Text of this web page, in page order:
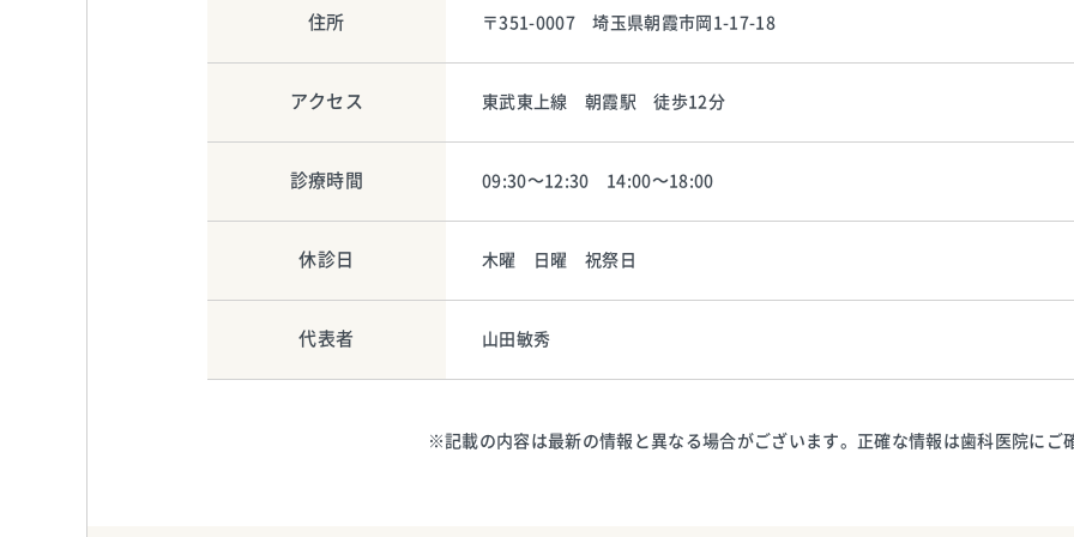
住所 〒351-0007 埼玉県朝霞市岡1-17-18
アクセス 東武東上線 朝霞駅 徒歩12分
診療時間 09:30～12:30 14:00～18:00
休診日 木曜 日曜 祝祭日
代表者 山田敏秀
※記載の内容は最新の情報と異なる場合がございます。正確な情報は歯科医院にご